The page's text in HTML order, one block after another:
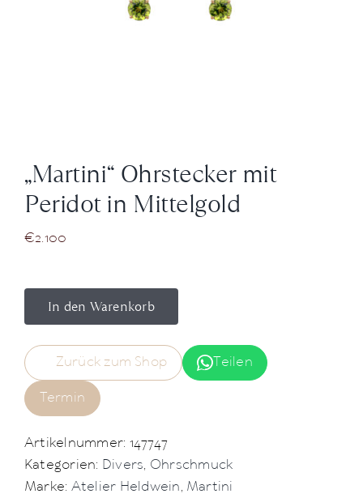
+43 (0) 15125781
„Martini“ Ohrstecker mit
Peridot in Mittelgold
€2.100
In den Warenkorb
Zurück zum Shop
Teilen
Termin
Artikelnummer: 147747
Kategorien: Divers, Ohrschmuck
Marke: Atelier Heldwein, Martini